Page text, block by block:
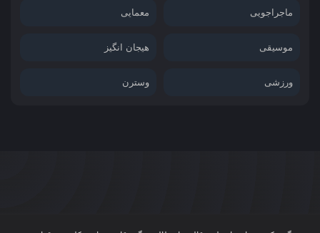
ماجراجویی معمایی
موسیقی هیجان انگیز
ورزشی وسترن